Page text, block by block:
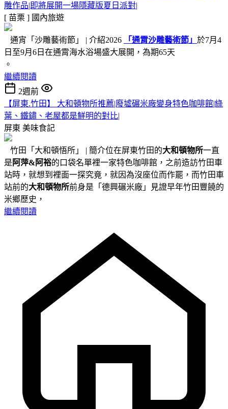
雕作品|即將展開一場隱藏版夏日派對|
[ 苗栗 ] 國內旅遊
通宵「沙雕藝術節」 | 介紹2026 「通霄沙雕藝術節」 於7月4
日至9月6日在通霄海水浴場盛大展開，為期65天
。
繼續閱讀
2週前
【屏東.竹田】 大和頓物所推薦|廢墟碾米廠變身特色咖啡館|綠
葉、鐵鏽、老屋都是鮮明的對比|
屏東 美味食記
竹田「大和頓悟所」 | 簡介位在屏東竹田的大和頓物所一直
是 阿萍&阿裕的口袋名單裡一家特色咖啡館，之前造訪竹田車
站時，就想到裡面一探究竟，就因為沒座位而作罷，而竹田車
站前的大和頓物所前身是「德興碾米廠」見證早年竹田豐饒的
米鄉歷史，
繼續閱讀